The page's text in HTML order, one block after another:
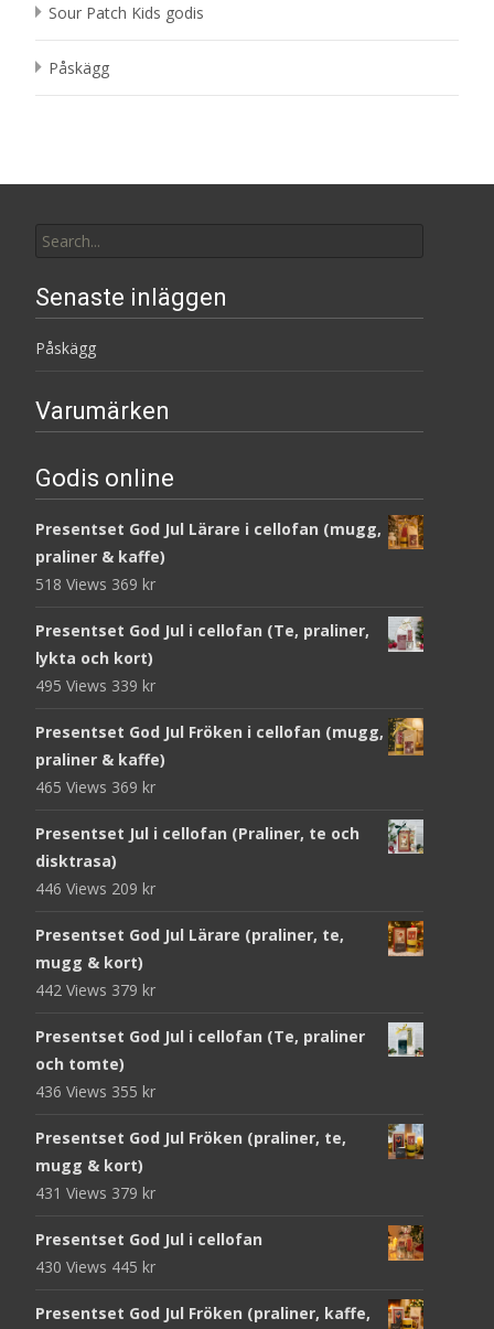
Sour Patch Kids godis
Påskägg
for:
Senaste inläggen
Påskägg
Varumärken
Godis online
Presentset God Jul Lärare i cellofan (mugg,
praliner & kaffe)
518 Views 369 kr
Presentset God Jul i cellofan (Te, praliner,
lykta och kort)
495 Views 339 kr
Presentset God Jul Fröken i cellofan (mugg,
praliner & kaffe)
465 Views 369 kr
Presentset Jul i cellofan (Praliner, te och
disktrasa)
446 Views 209 kr
Presentset God Jul Lärare (praliner, te,
mugg & kort)
442 Views 379 kr
Presentset God Jul i cellofan (Te, praliner
och tomte)
436 Views 355 kr
Presentset God Jul Fröken (praliner, te,
mugg & kort)
431 Views 379 kr
Presentset God Jul i cellofan
430 Views 445 kr
Presentset God Jul Fröken (praliner, kaffe,